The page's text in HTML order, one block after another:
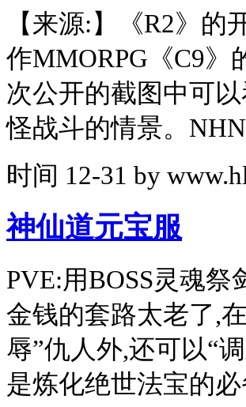
【来源:】《R2》
作MMORPG《C9》
次公开的截图中可
怪战斗的情景。NHN
时间 12-31 by
神仙道元宝服
PVE:用BOSS灵魂
金钱的套路太老了,
辱”仇人外,还可以“
是炼化绝世法宝的